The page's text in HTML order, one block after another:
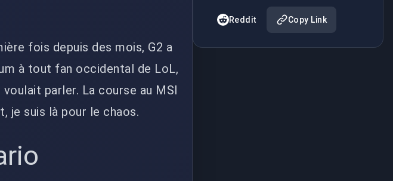
fois depuis des mois, G2 a
à tout fan occidental de LoL,
parler. La course au MSI
je suis là pour le chaos.
Reddit Copy Link